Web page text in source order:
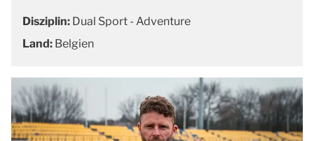
Disziplin: Dual Sport - Adventure
Land: Belgien